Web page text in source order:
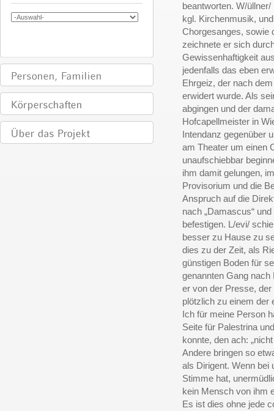
beantworten. W/
kgl. Kirchenmusik,
Chorgesanges, sowie
zeichnete er sich
Gewissenhaftigkeit
jedenfalls das eben
Ehrgeiz, der nach
erwidert wurde. Als
abgingen und der
Hofcapellmeister in
Intendanz gegenüber
am Theater um einen
unaufschiebbar
ihm damit gelungen,
Provisorium und die
Anspruch auf die
nach „Damascus“
befestigen. L/evi/
besser zu Hause zu
dies zu der Zeit, als
günstigen Boden für
genannten Gang
er von der Presse,
plötzlich zu einem der
Ich für meine Person
Seite für Palestrina
konnte, den ach:
Andere bringen so
als Dirigent. Wenn bei
Stimme hat,
kein Mensch von ihm
Es ist dies ohne jede